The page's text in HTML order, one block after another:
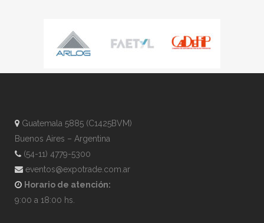
Guatemala 5885 (C1425BVM)
Buenos Aires – Argentina
(54-11) 4779-5300
eventos@expotrade.com.ar
Horario de atención:
9:00 a 18:00 hs.